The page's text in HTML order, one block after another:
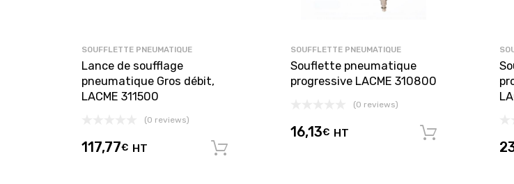
SOUFFLETTE PNEUMATIQUE
Lance de soufflage
pneumatique Gros débit,
LACME 311500
(0 reviews)
117,77€ HT
SOUFFLETTE PNEUMATIQUE
Souflette pneumatique
progressive LACME 310800
(0 reviews)
16,13€ HT